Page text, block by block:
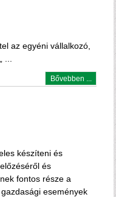
az egyéni vállalkozó,
Bővebben ...
készíteni és
és
fontos része a
események